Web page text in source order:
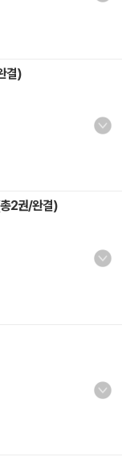
결)
2권/완결)